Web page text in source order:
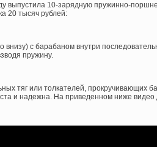
выпустила 10-зарядную пружинно-
20 тысяч рублей:
внизу) с барабаном внутри
пружину.
тяг или толкателей, прокручивающих
и надежна. На приведенном ниже